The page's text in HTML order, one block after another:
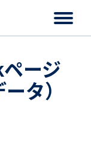
ージ
タ）